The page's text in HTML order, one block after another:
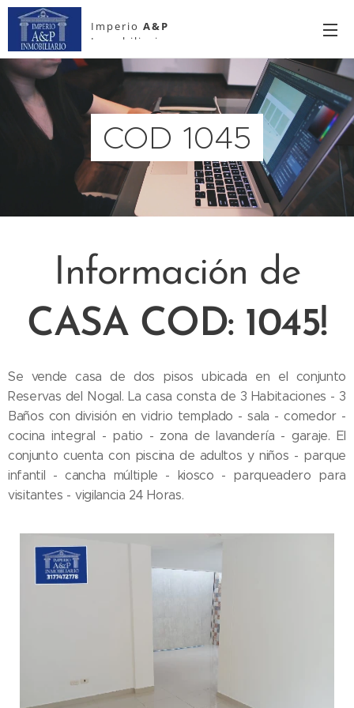
Imperio A&P
Inmobiliario
COD 1045
Información de
CASA COD: 1045!
Se vende casa de dos pisos ubicada en el conjunto
Reservas del Nogal. La casa consta de 3 Habitaciones - 3
Baños con división en vidrio templado - sala - comedor -
cocina integral - patio - zona de lavandería - garaje. El
conjunto cuenta con piscina de adultos y niños - parque
infantil - cancha múltiple - kiosco - parqueadero para
visitantes - vigilancia 24 Horas.